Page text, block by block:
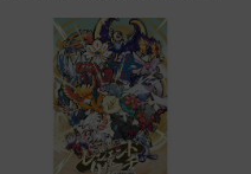
【新築マンション人気ランキン